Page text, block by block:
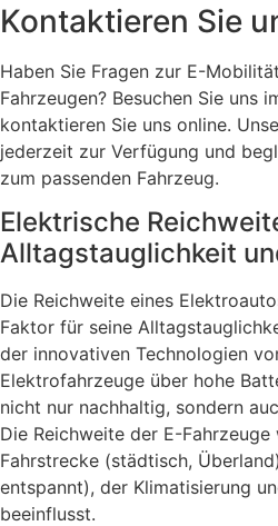
Kontaktieren Sie
Haben Sie Fragen zur E-
Fahrzeugen? Besuchen Sie uns
kontaktieren Sie uns online.
jederzeit zur Verfügung und
zum passenden Fahrzeug.
Elektrische
Alltagstauglichkeit
Die Reichweite eines
Faktor für seine
der innovativen Technologien
Elektrofahrzeuge über hohe
nicht nur nachhaltig, sondern
Die Reichweite der E-
Fahrstrecke (städtisch,
entspannt), der Klimatisierung
beeinflusst.